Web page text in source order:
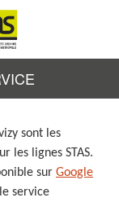
sont les
les lignes STAS.
sur Google
service